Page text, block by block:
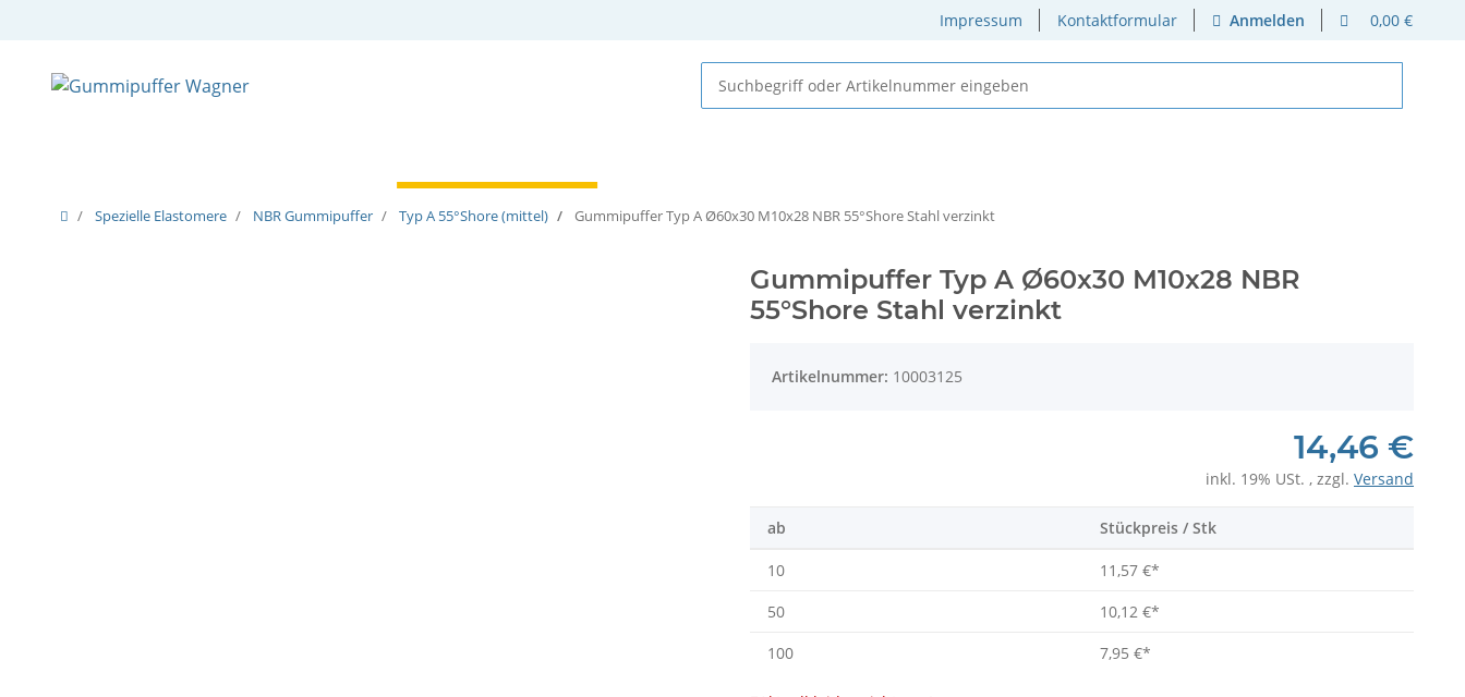
Impressum Kontaktformular Anmelden 0,00 €
Spezielle Elastomere NBR Gummipuffer Typ A 55°Shore (mittel) Gummipuffer Typ A Ø60x30 M10x28 NBR 55°Shore Stahl verzinkt
Gummipuffer Typ A Ø60x30 M10x28 NBR
55°Shore Stahl verzinkt
Artikelnummer: 10003125
14,46 €
inkl. 19% USt. , zzgl. Versand
ab Stückpreis / Stk
10 11,57 €*
50
10,12 €*
100
7,95 €*